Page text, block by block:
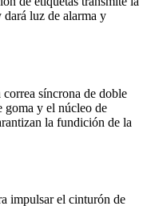
dará luz de alarma y
síncrona de doble
goma y el núcleo de
la fundición de la
impulsar el cinturón de